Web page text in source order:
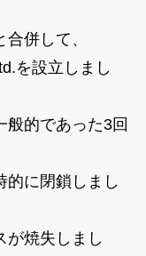
併して、
を設立しまし
般的であった3回
的に閉鎖しまし
が焼失しまし